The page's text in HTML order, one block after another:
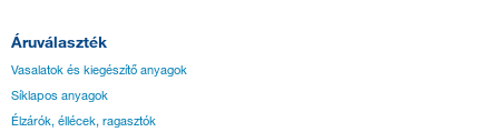
Áruválaszték
Vasalatok és kiegészítő anyagok
Síklapos anyagok
Élzárók, éllécek, ragasztók